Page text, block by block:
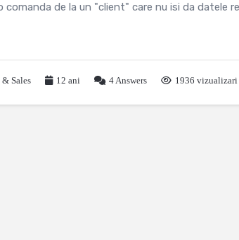
de la un "client" care nu isi da datele
Sales 12 ani 4Answers 1936 vizualizari